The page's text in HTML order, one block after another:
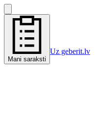
Mani saraksti
Uz geberit.lv